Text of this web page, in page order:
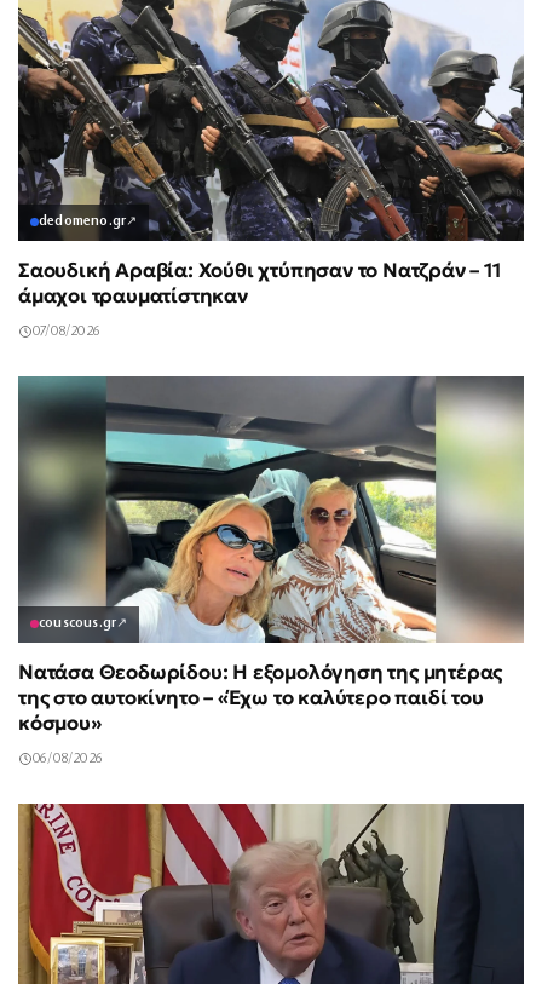
dedomeno.gr↗
Σαουδική Αραβία: Χούθι χτύπησαν το Νατζράν – 11
άμαχοι τραυματίστηκαν
07/08/2026
couscous.gr↗
Νατάσα Θεοδωρίδου: Η εξομολόγηση της μητέρας
της στο αυτοκίνητο – «Έχω το καλύτερο παιδί του
κόσμου»
06/08/2026